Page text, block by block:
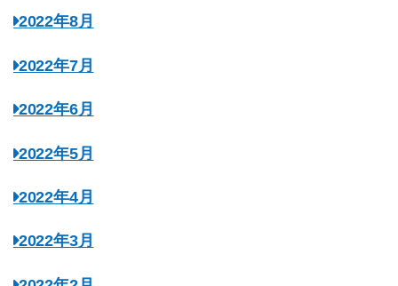
2022年8月
2022年7月
2022年6月
2022年5月
2022年4月
2022年3月